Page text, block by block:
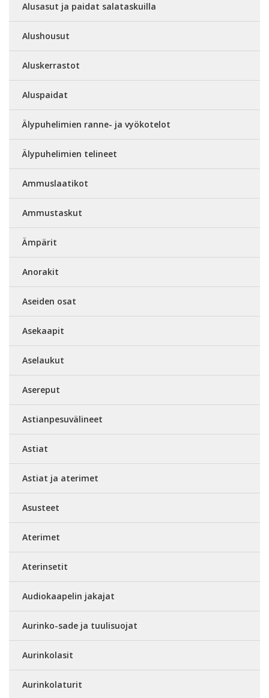
Alusasut ja paidat salataskuilla
Alushousut
Aluskerrastot
Aluspaidat
Älypuhelimien ranne- ja vyökotelot
Älypuhelimien telineet
Ammuslaatikot
Ammustaskut
Ämpärit
Anorakit
Aseiden osat
Asekaapit
Aselaukut
Asereput
Astianpesuvälineet
Astiat
Astiat ja aterimet
Asusteet
Aterimet
Aterinsetit
Audiokaapelin jakajat
Aurinko-sade ja tuulisuojat
Aurinkolasit
Aurinkolaturit